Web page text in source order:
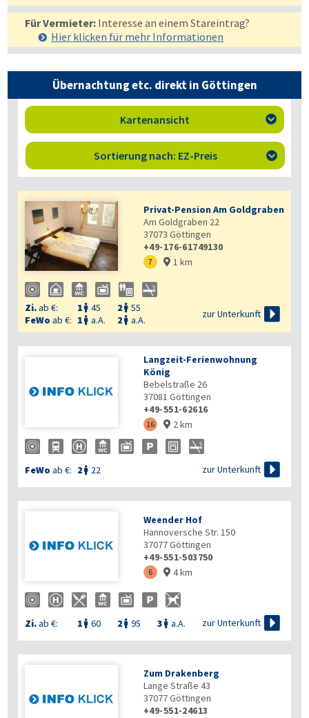
Für Vermieter: Interesse an einem Stareintrag?
Hier klicken für mehr Informationen
Übernachtung etc. direkt in Göttingen
Kartenansicht 
Sortierung nach: EZ-Preis 
Privat-Pension Am Goldgraben
Am Goldgraben 22
37073 Göttingen
+49-176-61749130
7  1 km
Zi.ab €: 1  45 2  55
FeWo ab €: 1  a.A. 2  a.A.
zur Unterkunft 
Langzeit-Ferienwohnung
König
Bebelstraße 26
37081 Göttingen
+49-551-62616
16  2 km
FeWo ab €: 2  22 zur Unterkunft 
Weender Hof
Hannoversche Str. 150
37077Göttingen
+49-551-503750
6  4 km
Zi.ab €: 1  60 2  95 3  a.A. zur Unterkunft 
Zum Drakenberg
Lange Straße 43
37077Göttingen
+49-551-24613